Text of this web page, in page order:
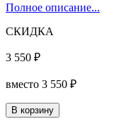
Полное описание...
СКИДКА
3 550 ₽
вместо 3 550 ₽